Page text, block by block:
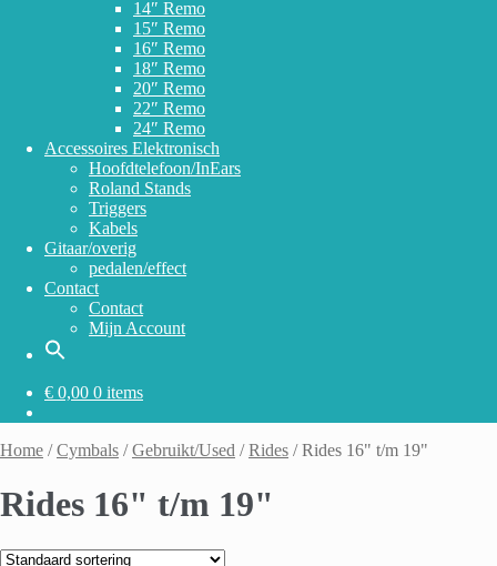
14″ Remo
15″ Remo
16″ Remo
18″ Remo
20″ Remo
22″ Remo
24″ Remo
Accessoires Elektronisch
Hoofdtelefoon/InEars
Roland Stands
Triggers
Kabels
Gitaar/overig
pedalen/effect
Contact
Contact
Mijn Account
€ 0,00 0 items
Home /Cymbals /Gebruikt/Used /Rides /Rides 16" t/m 19"
Rides 16" t/m 19"